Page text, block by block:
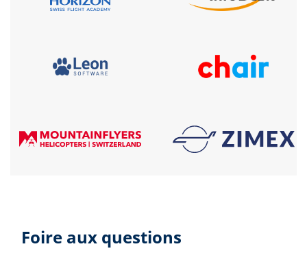
Foire aux questions